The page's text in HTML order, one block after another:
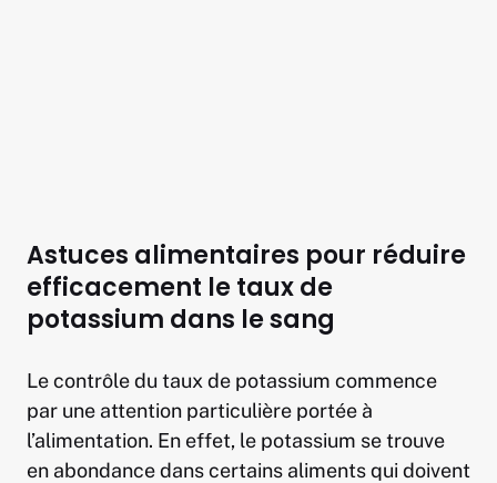
Astuces alimentaires pour réduire
efficacement le taux de
potassium dans le sang
Le contrôle du taux de potassium commence
par une attention particulière portée à
l’alimentation. En effet, le potassium se trouve
en abondance dans certains aliments qui doivent